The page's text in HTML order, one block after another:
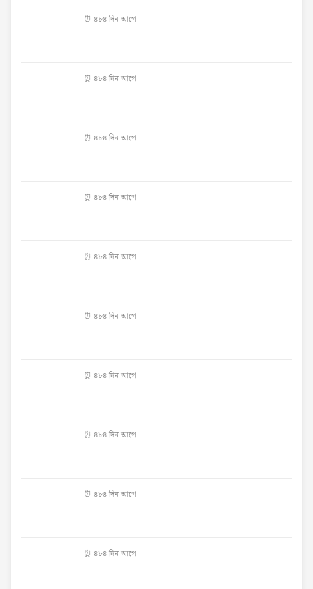
⏰ ৪৮৪ দিন আগে
⏰ ৪৮৪ দিন আগে
⏰ ৪৮৪ দিন আগে
⏰ ৪৮৪ দিন আগে
⏰ ৪৮৪ দিন আগে
⏰ ৪৮৪ দিন আগে
⏰ ৪৮৪ দিন আগে
⏰ ৪৮৪ দিন আগে
⏰ ৪৮৪ দিন আগে
⏰ ৪৮৪ দিন আগে